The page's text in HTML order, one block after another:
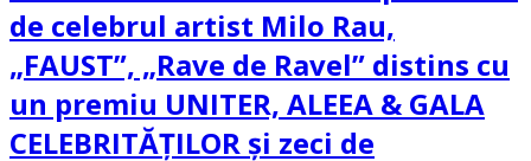
de celebrul artist Milo Rau,
„FAUST”, „Rave de Ravel” distins cu
un premiu UNITER, ALEEA & GALA
CELEBRITĂȚILOR și zeci de